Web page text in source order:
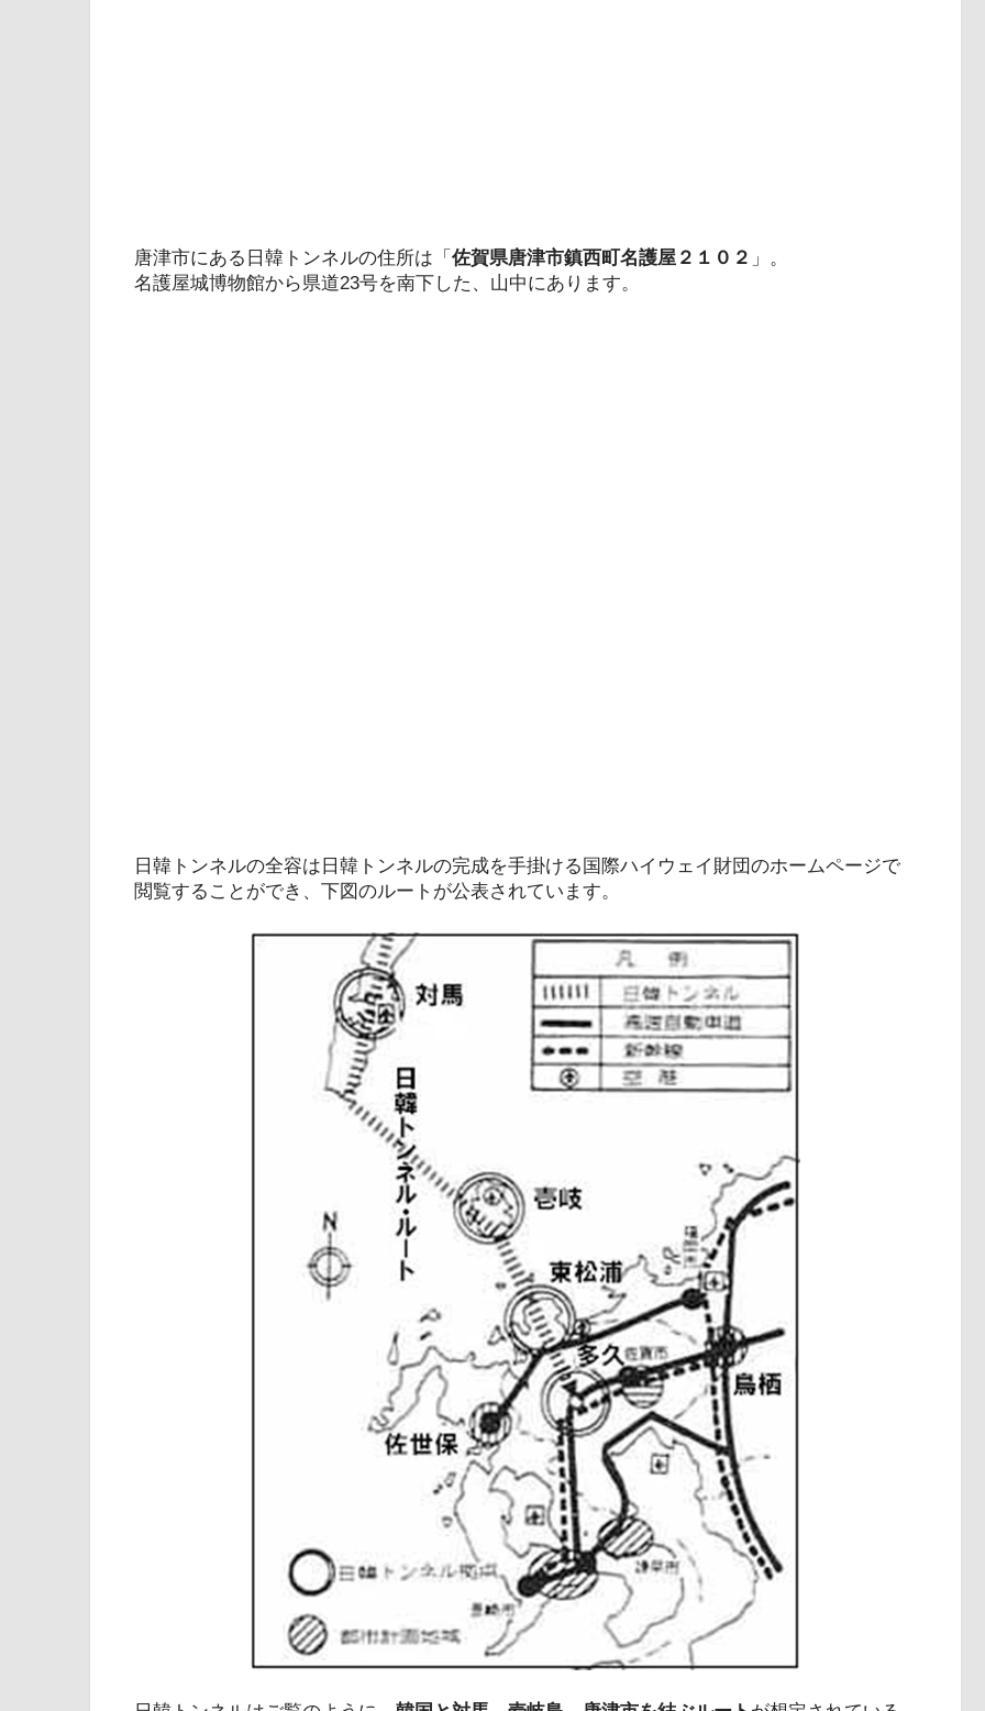
唐津市にある日韓トンネルの住所は「 佐賀県唐津市鎮西町名護屋２１０２ 」。
名護屋城博物館から県道23号を南下した、山中にあります。
日韓トンネルの全容は日韓トンネルの完成を手掛ける国際ハイウェイ財団のホームページで
閲覧することができ、下図のルートが公表されています。